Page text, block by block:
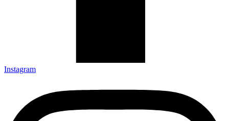
Instagram